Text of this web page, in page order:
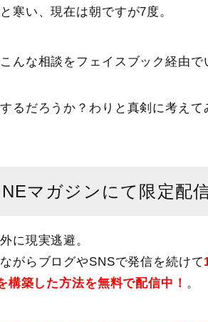
寒い、現在は朝ですが7度。
んな相談をフェイスブック経由で
るだろうか？わりと真剣に考えて
マガジンにて限定配信
に現実逃避。
がらブログやSNSで発信を続けて
構築した方法を無料で配信中！ 。